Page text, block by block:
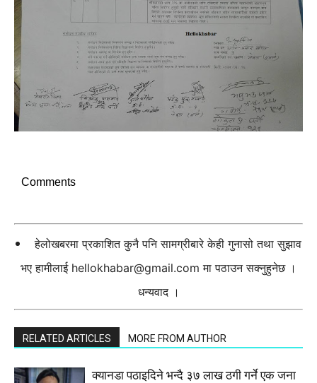
Comments
हेलोखबरमा प्रकाशित कुनै पनि सामग्रीबारे केही गुनासो तथा सुझाव
भए हामीलाई hellokhabar@gmail.com मा पठाउन सक्नुहुनेछ ।
धन्यवाद ।
RELATED ARTICLES MORE FROM AUTHOR
क्यानडा पठाइदिने भन्दै ३७ लाख ठगी गर्ने एक जना